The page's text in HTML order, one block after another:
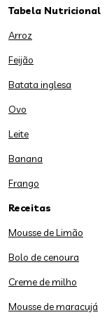
Tabela Nutricional
Arroz
Feijão
Batata inglesa
Ovo
Leite
Banana
Frango
Receitas
Mousse de Limão
Bolo de cenoura
Creme de milho
Mousse de maracujá